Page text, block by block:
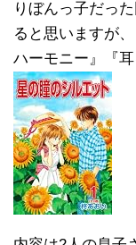
りぼんっ子だっ
ると思いますが
ハーモニー』『